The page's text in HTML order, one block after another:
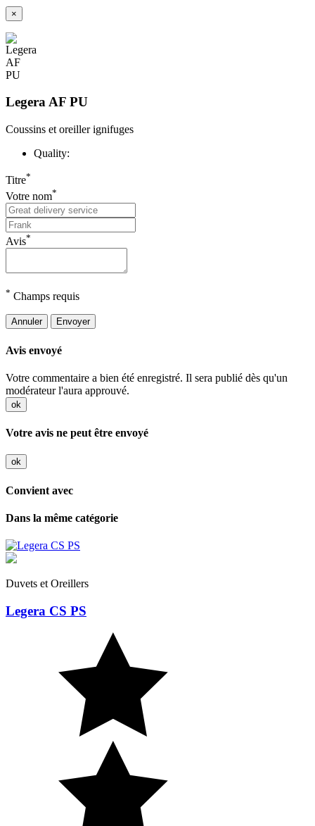
×
Legera AF PU
Coussins et oreiller ignifuges
Quality:
Titre*
Votre nom*
Avis*
* Champs requis
Annuler Envoyer
Avis envoyé
Votre commentaire a bien été enregistré. Il sera publié dès qu'un
modérateur l'aura approuvé.
ok
Votre avis ne peut être envoyé
ok
Convient avec
Dans la même catégorie
Duvets et Oreillers
Legera CS PS